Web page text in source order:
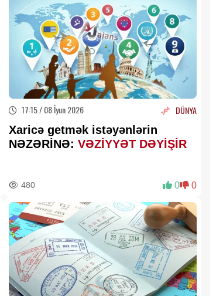
17:15 / 08 İyun 2026 DÜNYA
Xaricə getmək istəyənlərin
NƏZƏRİNƏ: VƏZİYYƏT DƏYİŞİR
480 0 0